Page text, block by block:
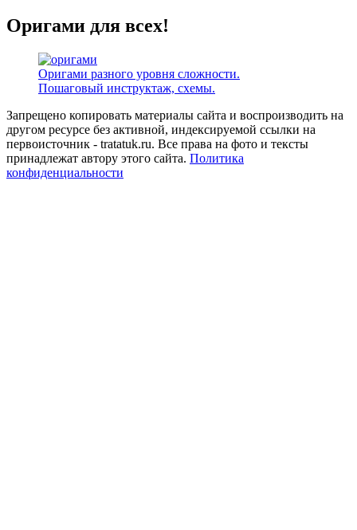
Оригами для всех!
Оригами разного уровня сложности.
Пошаговый инструктаж, схемы.
Запрещено копировать материалы сайта и воспроизводить на
другом ресурсе без активной, индексируемой ссылки на
первоисточник - tratatuk.ru. Все права на фото и тексты
принадлежат автору этого сайта. Политика
конфиденциальности